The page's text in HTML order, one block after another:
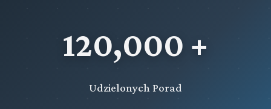
120,000 +
Udzielonych Porad